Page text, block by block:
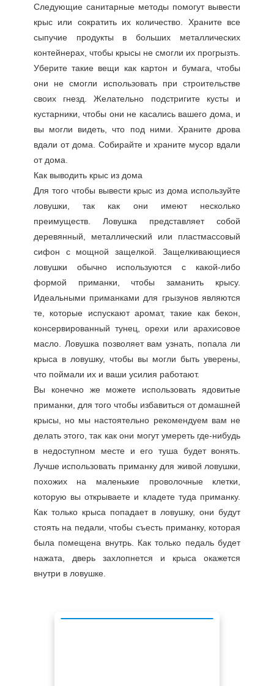
Следующие санитарные методы помогут вывести
крыс или сократить их количество. Храните все
сыпучие продукты в больших металлических
контейнерах, чтобы крысы не смогли их прогрызть.
Уберите такие вещи как картон и бумага, чтобы
они не смогли использовать при строительстве
своих гнезд. Желательно подстригите кусты и
кустарники, чтобы они не касались вашего дома, и
вы могли видеть, что под ними. Храните дрова
вдали от дома. Собирайте и храните мусор вдали
от дома.
Как выводить крыс из дома
Для того чтобы вывести крыс из дома используйте
ловушки, так как они имеют несколько
преимуществ. Ловушка представляет собой
деревянный, металлический или пластмассовый
сифон с мощной защелкой. Защелкивающиеся
ловушки обычно используются с какой-либо
формой приманки, чтобы заманить крысу.
Идеальными приманками для грызунов являются
те, которые испускают аромат, такие как бекон,
консервированный тунец, орехи или арахисовое
масло. Ловушка позволяет вам узнать, попала ли
крыса в ловушку, чтобы вы могли быть уверены,
что поймали их и ваши усилия работают.
Вы конечно же можете использовать ядовитые
приманки, для того чтобы избавиться от домашней
крысы, но мы настоятельно рекомендуем вам не
делать этого, так как они могут умереть где-нибудь
в недоступном месте и его туша будет вонять.
Лучше использовать приманку для живой ловушки,
похожих на маленькие проволочные клетки,
которую вы открываете и кладете туда приманку.
Как только крыса попадает в ловушку, они будут
стоять на педали, чтобы съесть приманку, которая
была помещена внутрь. Как только педаль будет
нажата, дверь захлопнется и крыса окажется
внутри в ловушке.